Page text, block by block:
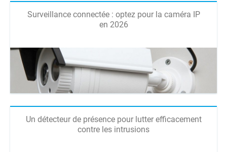
Surveillance connectée : optez pour la caméra IP
en 2026
Un détecteur de présence pour lutter efficacement
contre les intrusions